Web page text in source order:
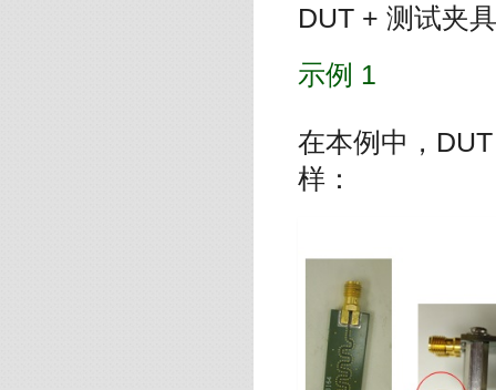
DUT + 测试夹
示例 1
在本例中，
样：